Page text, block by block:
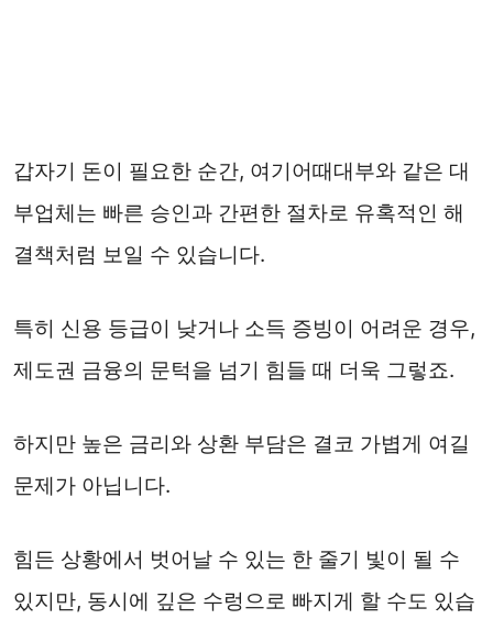
갑자기 돈이 필요한 순간, 여기어때대부와 같은 대
부업체는 빠른 승인과 간편한 절차로 유혹적인 해
결책처럼 보일 수 있습니다.
특히 신용 등급이 낮거나 소득 증빙이 어려운 경우,
제도권 금융의 문턱을 넘기 힘들 때 더욱 그렇죠.
하지만 높은 금리와 상환 부담은 결코 가볍게 여길
문제가 아닙니다.
힘든 상황에서 벗어날 수 있는 한 줄기 빛이 될 수
있지만, 동시에 깊은 수렁으로 빠지게 할 수도 있습